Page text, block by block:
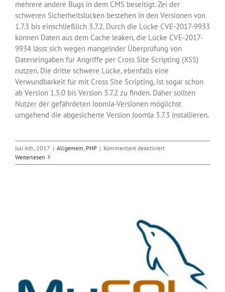
mehrere andere Bugs in dem CMS beseitigt. Zei der
schweren Sicherheitslücken bestehen in den Versionen von
1.7.3 bis einschließlich 3.7.2. Durch die Lücke CVE-2017-9933
können Daten aus dem Cache leaken, die Lücke CVE-2017-
9934 lässt sich wegen mangelnder Überprüfung von
Dateneingaben für Angriffe per Cross Site Scripting (XSS)
nutzen. Die dritte schwere Lücke, ebenfalls eine
Verwundbarkeit für mit Cross Site Scripting, ist sogar schon
ab Version 1.5.0 bis Version 3.7.2 zu finden. Daher sollten
Nutzer der gefährdeten Joomla-Versionen möglichst
umgehend die abgesicherte Version Joomla 3.7.3 installieren.
Juli 6th, 2017 | Allgemein PHP | Kommentare deaktiviertfür
3.7.3
Weiterlesen